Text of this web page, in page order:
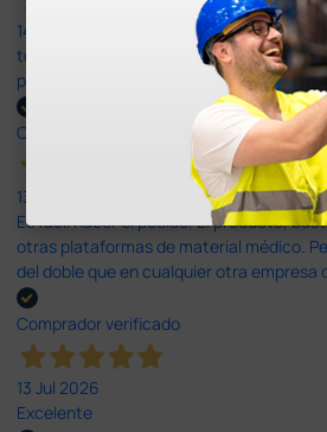
14 Jul 2026
todo correcto. podria señalar que un
plazo de entrega se alarga.
Comprador verificado
13 Jul 2026
Es fácil hacer el pedido. El producto,
otras plataformas de material médico.
del doble que en cualquier otra empresa
Comprador verificado
13 Jul 2026
Excelente